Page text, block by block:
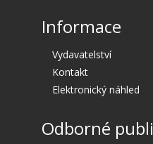
Informace
Vydavatelství
Kontakt
Elektronický náhled
Odborné